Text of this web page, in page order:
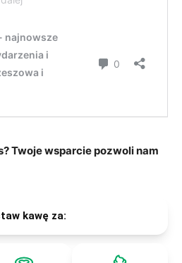
Twoje wsparcie pozwoli nam
kawę za: